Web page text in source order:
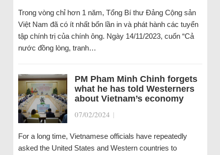
Trong vòng chỉ hơn 1 năm, Tổng Bí thư Đảng Cộng sản
Việt Nam đã có ít nhất bốn lần in và phát hành các tuyển
tập chính trị của chính ông. Ngày 14/11/2023, cuốn “Cả
nước đồng lòng, tranh…
PM Pham Minh Chinh forgets
what he has told Westerners
about Vietnam’s economy
07/02/2024 |
For a long time, Vietnamese officials have repeatedly
asked the United States and Western countries to